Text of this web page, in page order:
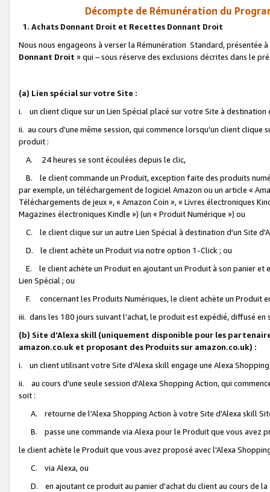
Décompte de Rémunération du
1. Achats Donnant Droit et Recettes Donnant Droit
Nous nous engageons à verser la Rémunération Standard, présentée
Donnant Droit » qui – sous réserve des exclusions décrites dans le
(a) Lien spécial sur votre Site :
i. un client clique sur un Lien Spécial placé sur votre Site à destination
ii. au cours d'une même session, qui commence lorsqu'un client
produit :
A. 24 heures se sont écoulées depuis le clic,
B. le client commande un Produit, exception faite des produits
par exemple, un téléchargement de logiciel Amazon ou un article «
Téléchargements de jeux », « Amazon Coin », « Livres électroniques
Magazines électroniques Kindle ») (un « Produit Numérique ») ou
C. le client clique sur un autre Lien Spécial à destination d'un Site
D. le client achète un Produit via notre option 1-Click ; ou
E. le client achète un Produit en ajoutant un Produit à son panier et
Lien Spécial ; ou
F. concernant les Produits Numériques, le client achète un Produit
iii. dans les 180 jours suivant l'achat, le produit est expédié, diffusé
(b) Site d'Alexa skill (uniquement disponible pour les
amazon.co.uk et proposant des Produits sur amazon.co.uk) :
i. un client utilisant votre Site d'Alexa skill engage une Alexa
ii. au cours d'une seule session d'Alexa Shopping Action, qui
soit :
A. retourne de l'Alexa Shopping Action à votre Site d'Alexa skill
B. passe une commande via Alexa pour le Produit que vous avez
le client achète le Produit que vous avez proposé avec l'Alexa
C. via Alexa, ou
D. en ajoutant ce produit au panier d'achat du client au cours de